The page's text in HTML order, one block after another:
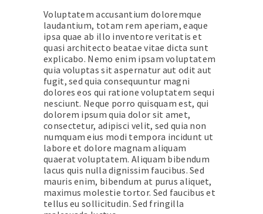
Voluptatem accusantium doloremque
laudantium, totam rem aperiam, eaque
ipsa quae ab illo inventore veritatis et
quasi architecto beatae vitae dicta sunt
explicabo. Nemo enim ipsam voluptatem
quia voluptas sit aspernatur aut odit aut
fugit, sed quia consequuntur magni
dolores eos qui ratione voluptatem sequi
nesciunt. Neque porro quisquam est, qui
dolorem ipsum quia dolor sit amet,
consectetur, adipisci velit, sed quia non
numquam eius modi tempora incidunt ut
labore et dolore magnam aliquam
quaerat voluptatem. Aliquam bibendum
lacus quis nulla dignissim faucibus. Sed
mauris enim, bibendum at purus aliquet,
maximus molestie tortor. Sed faucibus et
tellus eu sollicitudin. Sed fringilla